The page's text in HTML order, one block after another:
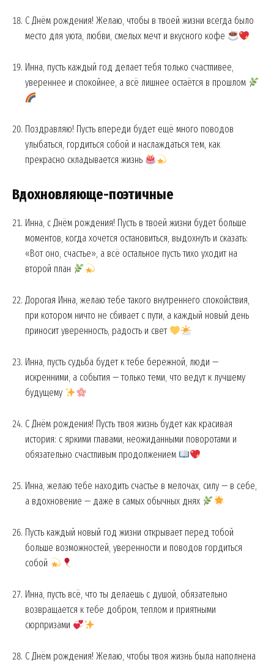
С Днём рождения! Желаю, чтобы в твоей жизни всегда было
место для уюта, любви, смелых мечт и вкусного кофе
Инна, пусть каждый год делает тебя только счастливее,
увереннее и спокойнее, а всё лишнее остаётся в прошлом
Поздравляю! Пусть впереди будет ещё много поводов
улыбаться, гордиться собой и наслаждаться тем, как
прекрасно складывается жизнь
Вдохновляюще-поэтичные
Инна, с Днём рождения! Пусть в твоей жизни будет больше
моментов, когда хочется остановиться, выдохнуть и сказать:
«Вот оно, счастье», а всё остальное пусть тихо уходит на
второй план
Дорогая Инна, желаю тебе такого внутреннего спокойствия,
при котором ничто не сбивает с пути, а каждый новый день
приносит уверенность, радость и свет
Инна, пусть судьба будет к тебе бережной, люди —
искренними, а события — только теми, что ведут к лучшему
будущему
С Днём рождения! Пусть твоя жизнь будет как красивая
история: с яркими главами, неожиданными поворотами и
обязательно счастливым продолжением
Инна, желаю тебе находить счастье в мелочах, силу — в себе,
а вдохновение — даже в самых обычных днях
Пусть каждый новый год жизни открывает перед тобой
больше возможностей, уверенности и поводов гордиться
собой
Инна, пусть всё, что ты делаешь с душой, обязательно
возвращается к тебе добром, теплом и приятными
сюрпризами
С Днём рождения! Желаю, чтобы твоя жизнь была наполнена